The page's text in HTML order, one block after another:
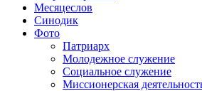
Месяцеслов
Синодик
Фото
Патриарх
Молодежное служение
Социальное служение
Миссионерская